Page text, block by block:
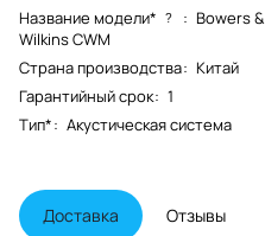
Название модели* ? : Bowers &
Wilkins CWM
Страна производства: Китай
Гарантийный срок: 1
Тип*: Акустическая система
Доставка Отзывы